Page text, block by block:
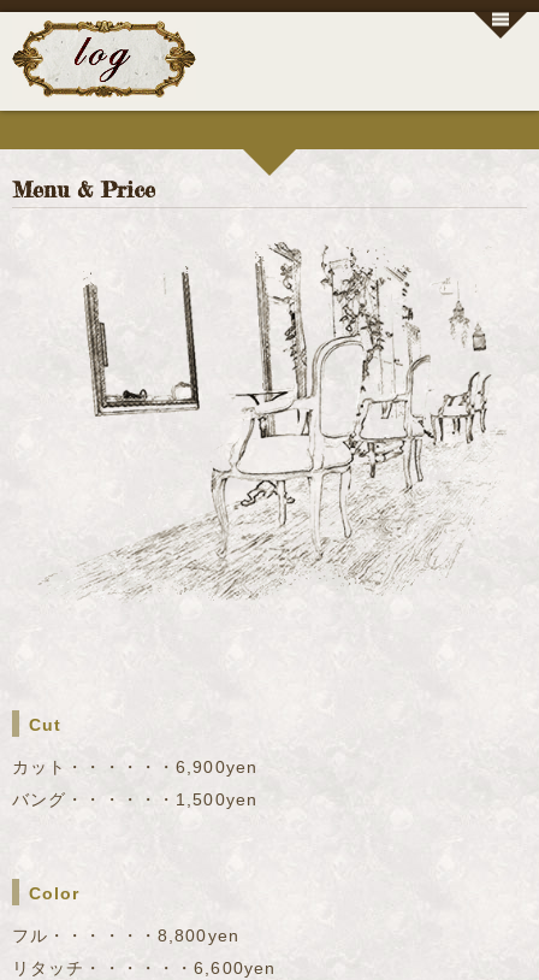
Menu & Price
Cut
カット・・・・・・6,900yen
バング・・・・・・1,500yen
Color
フル・・・・・・8,800yen
リタッチ・・・・・・6,600yen